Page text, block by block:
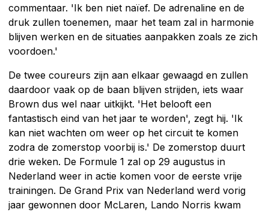
commentaar. 'Ik ben niet naïef. De adrenaline en de
druk zullen toenemen, maar het team zal in harmonie
blijven werken en de situaties aanpakken zoals ze zich
voordoen.'
De twee coureurs zijn aan elkaar gewaagd en zullen
daardoor vaak op de baan blijven strijden, iets waar
Brown dus wel naar uitkijkt. 'Het belooft een
fantastisch eind van het jaar te worden', zegt hij. 'Ik
kan niet wachten om weer op het circuit te komen
zodra de zomerstop voorbij is.' De zomerstop duurt
drie weken. De Formule 1 zal op 29 augustus in
Nederland weer in actie komen voor de eerste vrije
trainingen. De Grand Prix van Nederland werd vorig
jaar gewonnen door McLaren, Lando Norris kwam